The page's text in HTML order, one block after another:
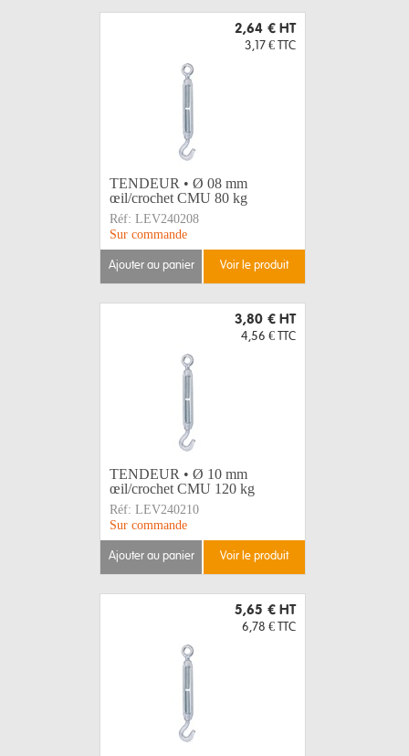
2,64 € HT
3,17 € TTC
TENDEUR • Ø 08 mm
œil/crochet CMU 80 kg
Réf: LEV240208
Sur commande
ajouter au panier voir le produit
3,80 € HT
4,56 € TTC
TENDEUR • Ø 10 mm
œil/crochet CMU 120 kg
Réf: LEV240210
Sur commande
ajouter au panier voir le produit
5,65 € HT
6,78 € TTC